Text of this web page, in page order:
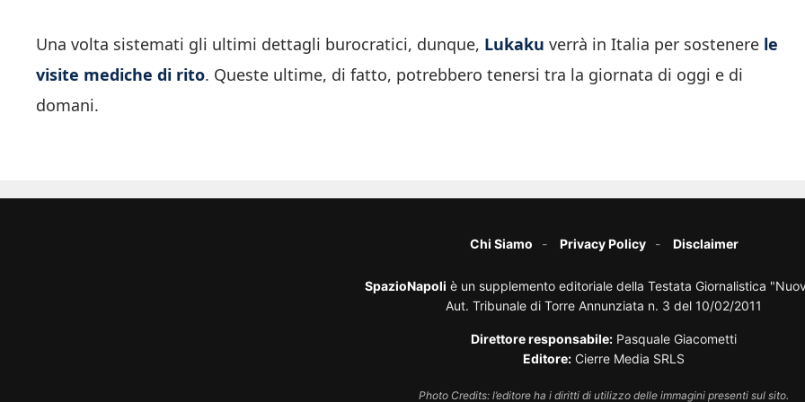
Una volta sistemati gli ultimi dettagli burocratici, dunque, Lukaku verrà in Italia per sostenere le
visite mediche di rito. Queste ultime, di fatto, potrebbero tenersi tra la giornata di oggi e di
domani.
Chi Siamo Privacy Policy Disclaimer
SpazioNapoli è un supplemento editoriale della Testata Giornalistica
Aut. Tribunale di Torre Annunziata n. 3 del 10/02/2011
Direttore responsabile: Pasquale Giacometti
Editore: Cierre Media SRLS
Photo Credits: l’editore ha i diritti di utilizzo delle immagini presenti sul sito.